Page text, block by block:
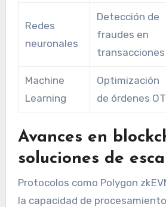
Redes
neuronales
Detección de
fraudes en
transacciones
Machine
Learning
Optimización
de órdenes
Avances en
soluciones de
Protocolos como Polygon
la capacidad de